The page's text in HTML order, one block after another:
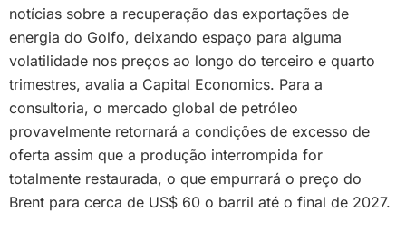
notícias sobre a recuperação das exportações de
energia do Golfo, deixando espaço para alguma
volatilidade nos preços ao longo do terceiro e quarto
trimestres, avalia a Capital Economics. Para a
consultoria, o mercado global de petróleo
provavelmente retornará a condições de excesso de
oferta assim que a produção interrompida for
totalmente restaurada, o que empurrará o preço do
Brent para cerca de US$ 60 o barril até o final de 2027.